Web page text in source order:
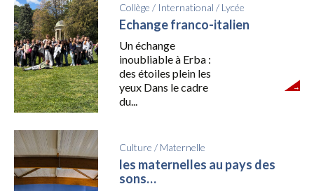
Collège / International / Lycée
Echange franco-italien
Un échange
inoubliable à Erba :
des étoiles plein les
yeux Dans le cadre
du...
Culture / Maternelle
les maternelles au pays des
sons…